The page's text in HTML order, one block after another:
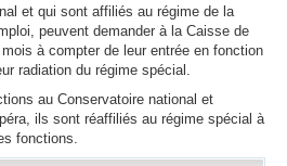
et qui sont affiliés au régime de la
peuvent demander à la Caisse de
à compter de leur entrée en fonction
radiation du régime spécial.
au Conservatoire national et
ils sont réaffiliés au régime spécial à
fonctions.